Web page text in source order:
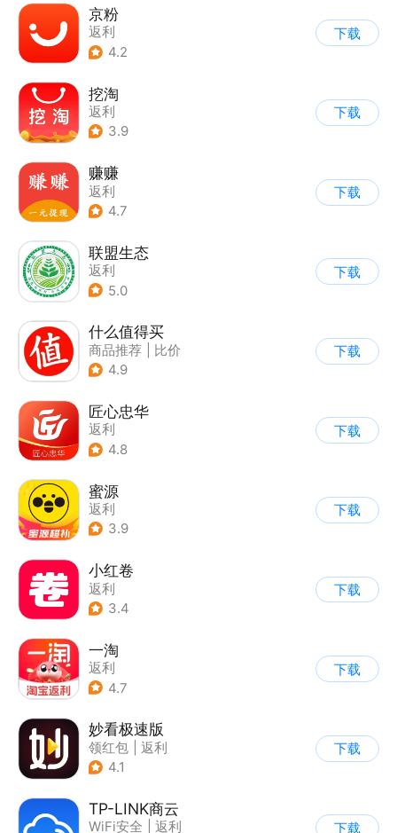
京粉
返利
4.2
下载
挖淘
返利
3.9
下载
赚赚
返利
4.7
下载
联盟生态
返利
5.0
下载
什么值得买
商品推荐
比价
4.9
下载
匠心忠华
返利
4.8
下载
蜜源
返利
3.9
下载
小红卷
返利
3.4
下载
一淘
返利
4.7
下载
妙看极速版
领红包
返利
4.1
下载
TP-LINK商云
WiFi安全
返利
下载